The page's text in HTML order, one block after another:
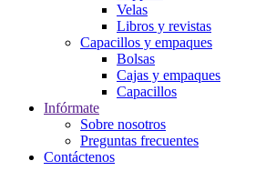
Velas
Libros y revistas
Capacillos y empaques
Bolsas
Cajas y empaques
Capacillos
Infórmate
Sobre nosotros
Preguntas frecuentes
Contáctenos